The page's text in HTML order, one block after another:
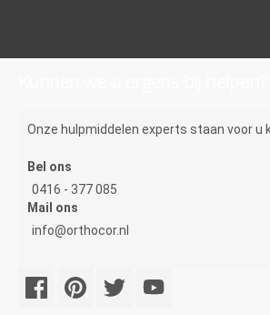
Onze hulpmiddelen experts staan voor u
Bel ons
0416 - 377 085
Mail ons
info@orthocor.nl